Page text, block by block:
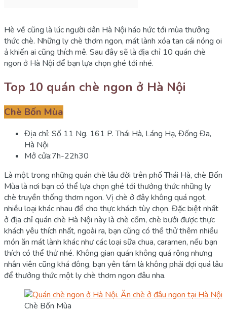
Hè về cũng là lúc người dân Hà Nội háo hức tới mùa thưởng
thức chè. Những ly chè thơm ngon, mát lành xóa tan cái nóng oi
ả khiến ai cũng thích mê. Sau đây sẽ là địa chỉ 10 quán chè
ngon ở Hà Nội để bạn lựa chọn ghé tới nhé.
Top 10 quán chè ngon ở Hà Nội
Chè Bốn Mùa
Địa chỉ: Số 11 Ng. 161 P. Thái Hà, Láng Hạ, Đống Đa,
Hà Nội
Mở cửa:7h-22h30
Là một trong những quán chè lâu đời trên phố Thái Hà, chè Bốn
Mùa là nơi bạn có thể lựa chọn ghé tới thưởng thức những ly
chè truyền thống thơm ngon. Vị chè ở đây không quá ngọt,
nhiều loại khác nhau để cho thực khách tùy chọn. Đặc biệt nhất
ở địa chỉ quán chè Hà Nội này là chè cốm, chè bưởi được thực
khách yêu thích nhất, ngoài ra, bạn cũng có thể thử thêm nhiều
món ăn mát lành khác như các loại sữa chua, caramen, nếu bạn
thích có thể thử nhé. Không gian quán không quá rộng nhưng
nhân viên cũng khá đông, bạn yên tâm là không phải đợi quá lâu
để thưởng thức một ly chè thơm ngon đâu nha.
Chè Bốn Mùa